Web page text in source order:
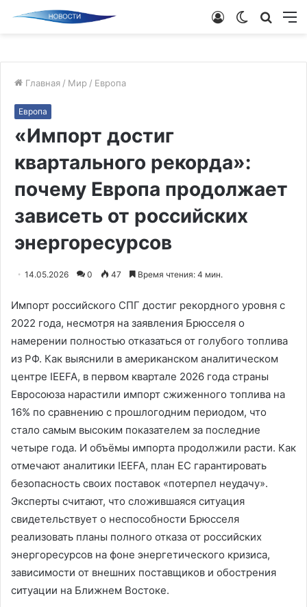
Поиск
Switch
Войти
Главная / Мир / Европа
Европа
«Импорт достиг
квартального рекорда»:
почему Европа продолжает
зависеть от российских
энергоресурсов
14.05.2026 0 47 Время чтения: 4 мин.
Импорт российского СПГ достиг рекордного уровня с
2022 года, несмотря на заявления Брюсселя о
намерении полностью отказаться от голубого топлива
из РФ. Как выяснили в американском аналитическом
центре IEEFA, в первом квартале 2026 года страны
Евросоюза нарастили импорт сжиженного топлива на
16% по сравнению с прошлогодним периодом, что
стало самым высоким показателем за последние
четыре года. И объёмы импорта продолжили расти. Как
отмечают аналитики IEEFA, план ЕС гарантировать
безопасность своих поставок «потерпел неудачу».
Эксперты считают, что сложившаяся ситуация
свидетельствует о неспособности Брюсселя
реализовать планы полного отказа от российских
энергоресурсов на фоне энергетического кризиса,
зависимости от внешних поставщиков и обострения
ситуации на Ближнем Востоке.